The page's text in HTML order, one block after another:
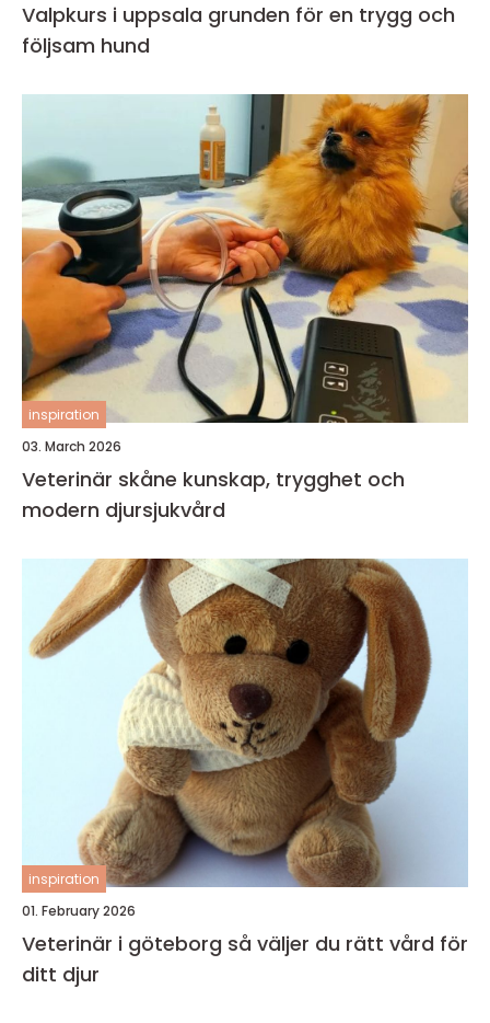
Valpkurs i uppsala grunden för en trygg och
följsam hund
inspiration
03. March 2026
Veterinär skåne kunskap, trygghet och
modern djursjukvård
inspiration
01. February 2026
Veterinär i göteborg så väljer du rätt vård för
ditt djur